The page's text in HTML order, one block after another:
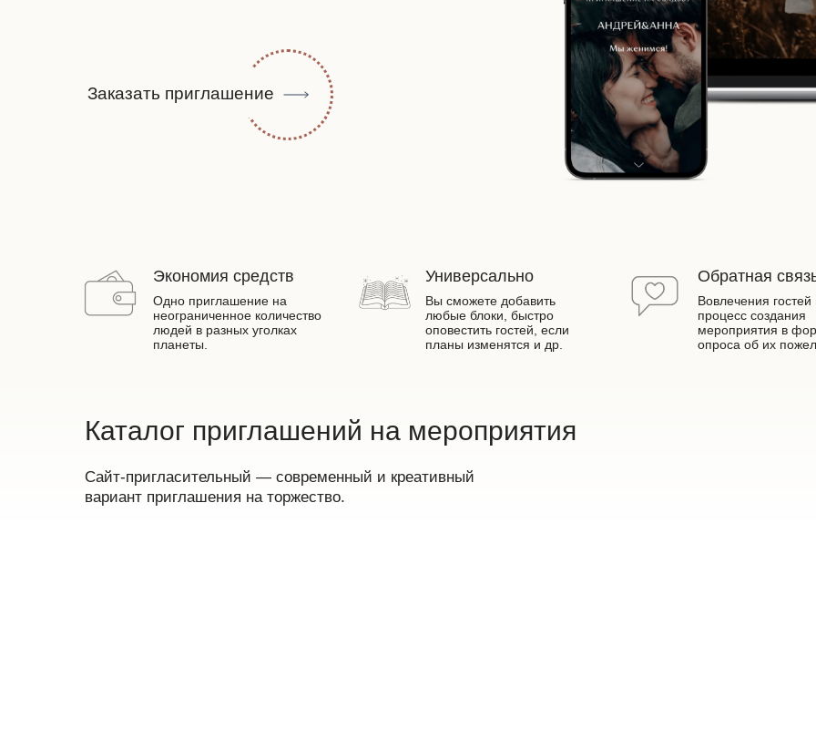
Заказать приглашение
Экономия средств
Одно приглашение на
неограниченное количество
людей в разных уголках
планеты.
Универсально
Вы сможете добавить
любые блоки, быстро
оповестить гостей, если
планы изменятся и др.
Обратная
Вовлечения гостей
процесс создания
мероприятия в
опроса об их
Каталог приглашений на мероприятия
Сайт-пригласительный — современный и креативный
вариант приглашения на торжество.